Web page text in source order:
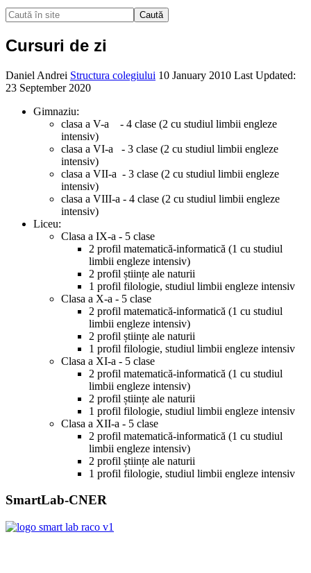
Caută
Cursuri de zi
Daniel Andrei Structura colegiului 10 January 2010 Last Updated:
23 September 2020
Gimnaziu:
clasa a V-a - 4 clase (2 cu studiul limbii engleze
intensiv)
clasa a VI-a - 3 clase (2 cu studiul limbii engleze
intensiv)
clasa a VII-a - 3 clase (2 cu studiul limbii engleze
intensiv)
clasa a VIII-a - 4 clase (2 cu studiul limbii engleze
intensiv)
Liceu:
Clasa a IX-a - 5 clase
2 profil matematică-informatică (1 cu studiul
limbii engleze intensiv)
2 profil științe ale naturii
1 profil filologie, studiul limbii engleze intensiv
Clasa a X-a - 5 clase
2 profil matematică-informatică (1 cu studiul
limbii engleze intensiv)
2 profil științe ale naturii
1 profil filologie, studiul limbii engleze intensiv
Clasa a XI-a - 5 clase
2 profil matematică-informatică (1 cu studiul
limbii engleze intensiv)
2 profil științe ale naturii
1 profil filologie, studiul limbii engleze intensiv
Clasa a XII-a - 5 clase
2 profil matematică-informatică (1 cu studiul
limbii engleze intensiv)
2 profil științe ale naturii
1 profil filologie, studiul limbii engleze intensiv
SmartLab-CNER